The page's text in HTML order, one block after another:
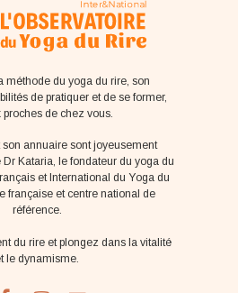
méthode du yoga du rire, son
de pratiquer et de se former,
de chez vous.
son annuaire sont joyeusement
Kataria, le fondateur du yoga du
et International du Yoga du
française et centre national de
référence.
du rire et plongez dans la vitalité
le dynamisme.